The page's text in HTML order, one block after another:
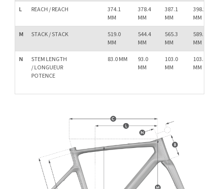
L REACH / REACH
374.1
MM
378.4
MM
387.1
MM
398.2
MM
M
STACK / STACK
519.0
MM
544.4
MM
565.3
MM
589.9
MM
N
STEM LENGTH
/ LONGUEUR
POTENCE
83.0 MM
93.0
MM
103.0
MM
103.0
MM